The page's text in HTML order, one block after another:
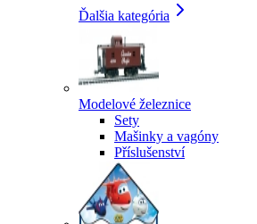
Ďalšia kategória
Modelové železnice
Sety
Mašinky a vagóny
Příslušenství